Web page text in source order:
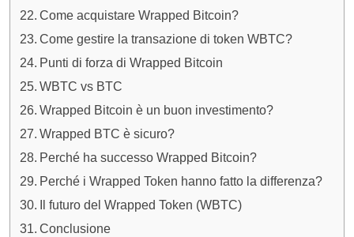
Come acquistare Wrapped Bitcoin?
Come gestire la transazione di token WBTC?
Punti di forza di Wrapped Bitcoin
WBTC vs BTC
Wrapped Bitcoin è un buon investimento?
Wrapped BTC è sicuro?
Perché ha successo Wrapped Bitcoin?
Perché i Wrapped Token hanno fatto la differenza?
Il futuro del Wrapped Token (WBTC)
Conclusione